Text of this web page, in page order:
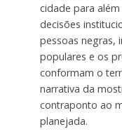
cidade para
decisões
pessoas negras,
populares e os
conformam o
narrativa da
contraponto ao
planejada.